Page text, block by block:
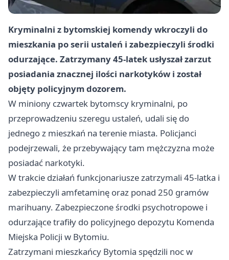
Kryminalni z bytomskiej komendy wkroczyli do
mieszkania po serii ustaleń i zabezpieczyli środki
odurzające. Zatrzymany 45-latek usłyszał zarzut
posiadania znacznej ilości narkotyków i został
objęty policyjnym dozorem.
W miniony czwartek bytomscy kryminalni, po
przeprowadzeniu szeregu ustaleń, udali się do
jednego z mieszkań na terenie miasta. Policjanci
podejrzewali, że przebywający tam mężczyzna może
posiadać narkotyki.
W trakcie działań funkcjonariusze zatrzymali 45-latka i
zabezpieczyli amfetaminę oraz ponad 250 gramów
marihuany. Zabezpieczone środki psychotropowe i
odurzające trafiły do policyjnego depozytu Komenda
Miejska Policji w Bytomiu.
Zatrzymani mieszkańcy Bytomia spędzili noc w